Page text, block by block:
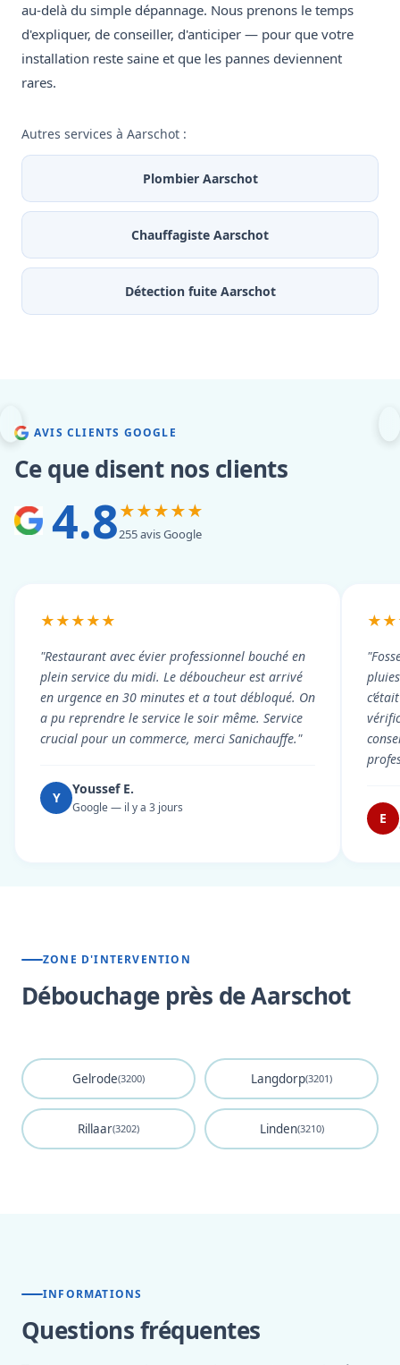
au-delà du simple dépannage. Nous prenons le temps
d'expliquer, de conseiller, d'anticiper — pour que votre
installation reste saine et que les pannes deviennent
rares.
Autres services à Aarschot :
Plombier Aarschot
Chauffagiste Aarschot
Détection fuite Aarschot
AVIS CLIENTS GOOGLE
Ce que disent nos clients
4.8★★★★★
255 avis Google
★★★★★
"Restaurant avec évier professionnel bouché en
plein service du midi. Le déboucheur est arrivé
en urgence en 30 minutes et a tout débloqué. On
a pu reprendre le service le soir même. Service
crucial pour un commerce, merci Sanichauffe."
Y
Youssef E.
Google — il y a 3 jours
E
ZONE D'INTERVENTION
Débouchage près de Aarschot
Gelrode(3200) Langdorp(3201)
Rillaar(3202) Linden(3210)
INFORMATIONS
Questions fréquentes